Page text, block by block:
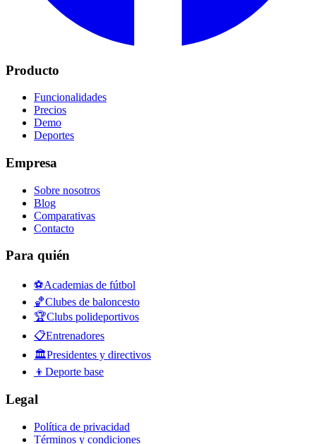
Producto
Funcionalidades
Precios
Demo
Deportes
Empresa
Sobre nosotros
Blog
Comparativas
Contacto
Para quién
⚽Academias de fútbol
🏀Clubes de baloncesto
🏆Clubs polideportivos
📋Entrenadores
🏛️Presidentes y directivos
👦 Deporte base
Legal
Política de privacidad
Términos y condiciones